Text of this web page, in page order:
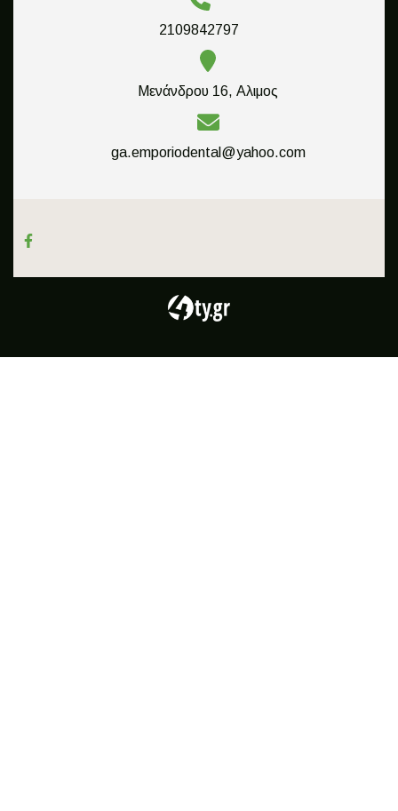
2109842797
Μενάνδρου 16, Αλιμος
ga.emporiodental@yahoo.com